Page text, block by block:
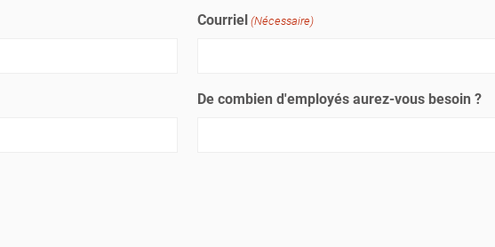
Courriel (Nécessaire)
De combien d'employés aurez-vous besoin ?